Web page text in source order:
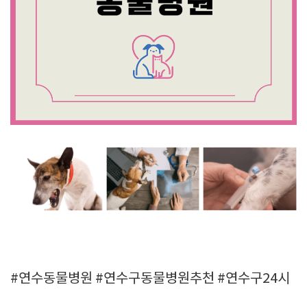
#연수동물병원 #연수구동물병원추천 #연수구24시